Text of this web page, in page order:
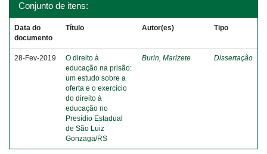
Conjunto de itens:
Data do
documento
Título Autor(es) Tipo
28-Fev-2019
O direito à
educação na prisão:
um estudo sobre a
oferta e o exercício
do direito à
educação no
Presídio Estadual
de São Luiz
Gonzaga/RS
Burin, Marizete Dissertação